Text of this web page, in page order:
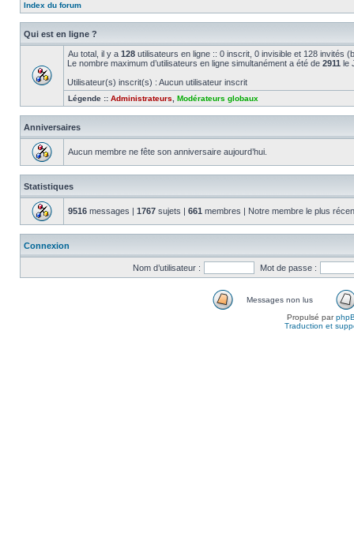
Index du forum
Qui est en ligne ?
Au total, il y a 128 utilisateurs en ligne :: 0 inscrit, 0 invisible et 128 invités
Le nombre maximum d’utilisateurs en ligne simultanément a été de 2911 le
Utilisateur(s) inscrit(s) : Aucun utilisateur inscrit
Légende :: Administrateurs Modérateurs globaux
Anniversaires
Aucun membre ne fête son anniversaire aujourd’hui.
Statistiques
9516 messages | 1767 sujets | 661 membres | Notre membre le plus
Connexion
Nom d’utilisateur : Mot de passe :
Messages non lus
Propulsé par
Traduction et